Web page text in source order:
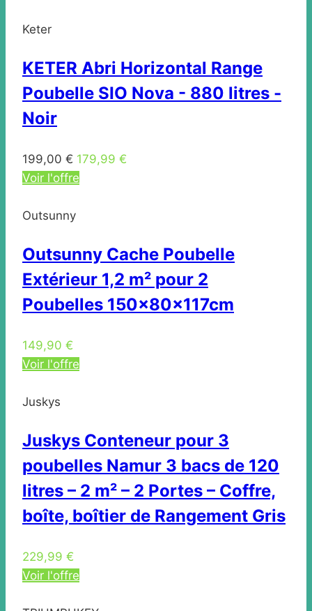
Keter
KETER Abri Horizontal Range
Poubelle SIO Nova - 880 litres -
Noir
199,00 € 179,99 €
Voir l'offre
Outsunny
Outsunny Cache Poubelle
Extérieur 1,2 m² pour 2
Poubelles 150x80x117cm
149,90 €
Voir l'offre
Juskys
Juskys Conteneur pour 3
poubelles Namur 3 bacs de 120
litres – 2 m² – 2 Portes – Coffre,
boîte, boîtier de Rangement Gris
229,99 €
Voir l'offre